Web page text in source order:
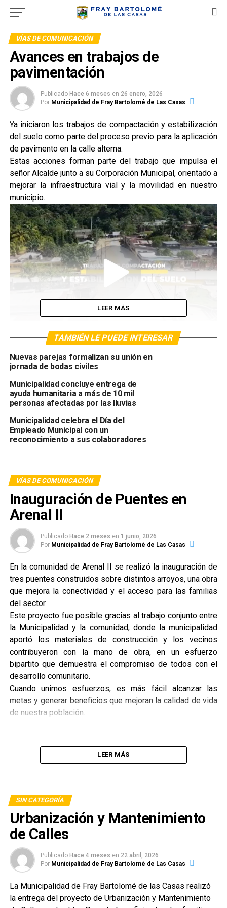
VÍAS DE COMUNICACIÓN
Avances en trabajos de
pavimentación
Publicado Hace 6 meses en 26 enero, 2026
Por Municipalidad de Fray Bartolomé de Las Casas
Ya iniciaron los trabajos de compactación y estabilización
del suelo como parte del proceso previo para la aplicación
de pavimento en la calle alterna.
Estas acciones forman parte del trabajo que impulsa el
señor Alcalde junto a su Corporación Municipal, orientado a
mejorar la infraestructura vial y la movilidad en nuestro
municipio.
TEMAS RELACIONADOS: PORTADA
SIGUIENTE
Inician trabajos de pavimentación en calle alterna
para mejorar la movilidad y seguridad vial
ANTERIOR
Municipalidad entrega aulas equipadas y mejora
carretera en la aldea Caoba II
LEER MÁS
TAMBIÉN LE PUEDE INTERESAR
Nuevas parejas formalizan su unión en
jornada de bodas civiles
Municipalidad concluye entrega de
ayuda humanitaria a más de 10 mil
personas afectadas por las lluvias
Municipalidad celebra el Día del
Empleado Municipal con un
reconocimiento a sus colaboradores
VÍAS DE COMUNICACIÓN
Inauguración de Puentes en
Arenal II
Publicado Hace 2 meses en 1 junio, 2026
Por Municipalidad de Fray Bartolomé de Las Casas
En la comunidad de Arenal II se realizó la inauguración de
tres puentes construidos sobre distintos arroyos, una obra
que mejora la conectividad y el acceso para las familias
del sector.
Este proyecto fue posible gracias al trabajo conjunto entre
la Municipalidad y la comunidad, donde la municipalidad
aportó los materiales de construcción y los vecinos
contribuyeron con la mano de obra, en un esfuerzo
bipartito que demuestra el compromiso de todos con el
desarrollo comunitario.
Cuando unimos esfuerzos, es más fácil alcanzar las
metas y generar beneficios que mejoran la calidad de vida
de nuestra población.
LEER MÁS
SIN CATEGORÍA
Urbanización y Mantenimiento
de Calles
Publicado Hace 4 meses en 22 abril, 2026
Por Municipalidad de Fray Bartolomé de Las Casas
La Municipalidad de Fray Bartolomé de las Casas realizó
la entrega del proyecto de Urbanización y Mantenimiento